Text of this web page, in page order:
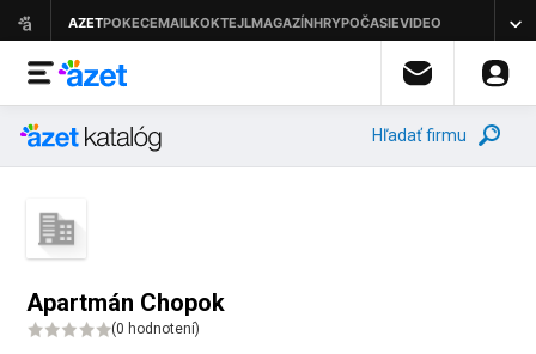
Hľadať firmu
Apartmán Chopok
(0 hodnotení)